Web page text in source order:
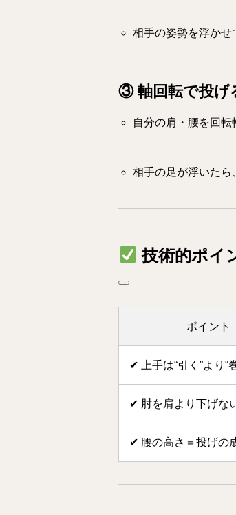
相手の姿勢を浮かせ
③ 軸回転で投げ
自分の肩・腰を回転
相手の足が浮いたら
技術的ポイ
ポイント
✔ 上手は“引く”より“
✔ 肘を肩より下げな
✔ 腰の高さ＝投げの